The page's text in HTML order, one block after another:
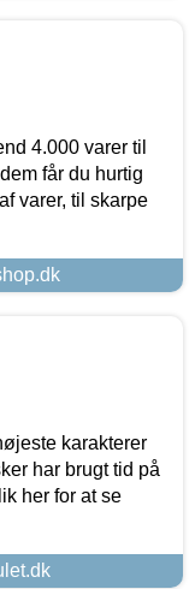
4.000 varer til
får du hurtig
varer, til skarpe
karakterer
har brugt tid på
her for at se